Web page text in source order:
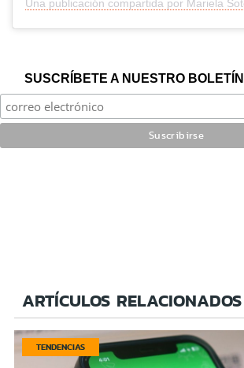
SUSCRÍBETE A NUESTRO
ARTÍCULOS RELACIONADOS
TENDENCIAS